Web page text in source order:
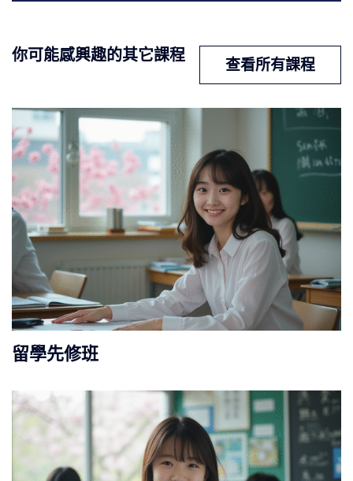
你可能感興趣的其它課程 查看所有課程
留學先修班